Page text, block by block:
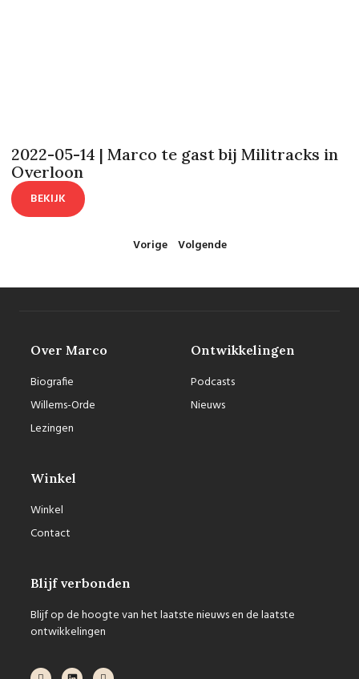
2022-05-14 | Marco te gast bij Militracks in
Overloon
BEKIJK
Vorige Volgende
Over Marco
Biografie
Willems-Orde
Lezingen
Ontwikkelingen
Podcasts
Nieuws
Winkel
Winkel
Contact
Blijf verbonden
Blijf op de hoogte van het laatste nieuws en de laatste
ontwikkelingen